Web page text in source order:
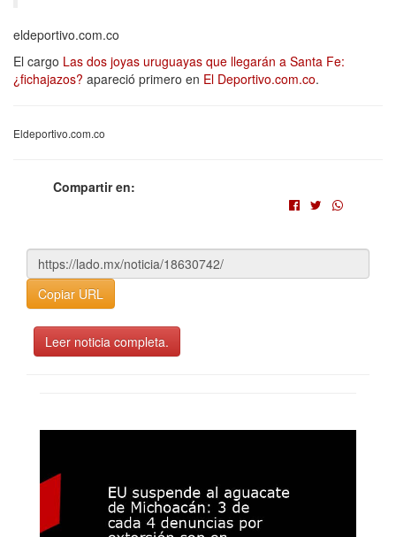
eldeportivo.com.co
El cargo Las dos joyas uruguayas que llegarán a Santa Fe:
¿fichajazos? apareció primero en El Deportivo.com.co.
Eldeportivo.com.co
Compartir en:
Copiar URL
Leer noticia completa.